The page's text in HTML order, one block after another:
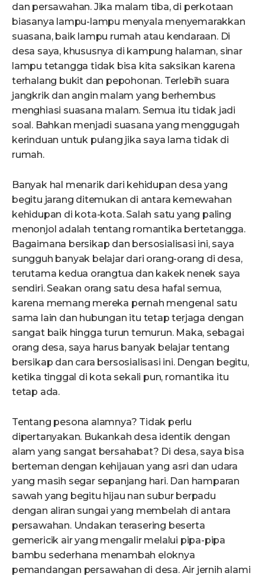
dan persawahan. Jika malam tiba, di perkotaan
biasanya lampu-lampu menyala menyemarakkan
suasana, baik lampu rumah atau kendaraan. Di
desa saya, khususnya di kampung halaman, sinar
lampu tetangga tidak bisa kita saksikan karena
terhalang bukit dan pepohonan. Terlebih suara
jangkrik dan angin malam yang berhembus
menghiasi suasana malam. Semua itu tidak jadi
soal. Bahkan menjadi suasana yang menggugah
kerinduan untuk pulang jika saya lama tidak di
rumah.
Banyak hal menarik dari kehidupan desa yang
begitu jarang ditemukan di antara kemewahan
kehidupan di kota-kota. Salah satu yang paling
menonjol adalah tentang romantika bertetangga.
Bagaimana bersikap dan bersosialisasi ini, saya
sungguh banyak belajar dari orang-orang di desa,
terutama kedua orangtua dan kakek nenek saya
sendiri. Seakan orang satu desa hafal semua,
karena memang mereka pernah mengenal satu
sama lain dan hubungan itu tetap terjaga dengan
sangat baik hingga turun temurun. Maka, sebagai
orang desa, saya harus banyak belajar tentang
bersikap dan cara bersosialisasi ini. Dengan begitu,
ketika tinggal di kota sekali pun, romantika itu
tetap ada.
Tentang pesona alamnya? Tidak perlu
dipertanyakan. Bukankah desa identik dengan
alam yang sangat bersahabat? Di desa, saya bisa
berteman dengan kehijauan yang asri dan udara
yang masih segar sepanjang hari. Dan hamparan
sawah yang begitu hijau nan subur berpadu
dengan aliran sungai yang membelah di antara
persawahan. Undakan terasering beserta
gemericik air yang mengalir melalui pipa-pipa
bambu sederhana menambah eloknya
pemandangan persawahan di desa. Air jernih alami